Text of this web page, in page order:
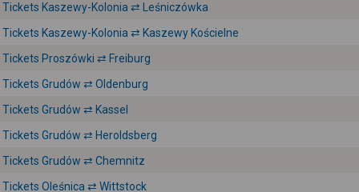
Tickets Kaszewy-Kolonia ⇄ Leśniczówka
Tickets Kaszewy-Kolonia ⇄ Kaszewy Kościelne
Tickets Proszówki ⇄ Freiburg
Tickets Grudów ⇄ Oldenburg
Tickets Grudów ⇄ Kassel
Tickets Grudów ⇄ Heroldsberg
Tickets Grudów ⇄ Chemnitz
Tickets Oleśnica ⇄ Wittstock